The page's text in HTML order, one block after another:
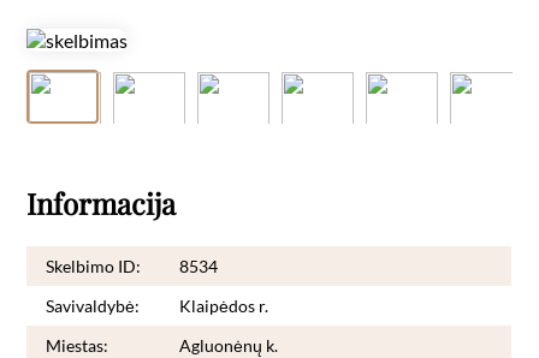
Informacija
Skelbimo ID:
8534
Savivaldybė:
Klaipėdos r.
Miestas:
Agluonėnų k.